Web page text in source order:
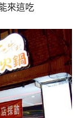
來這吃